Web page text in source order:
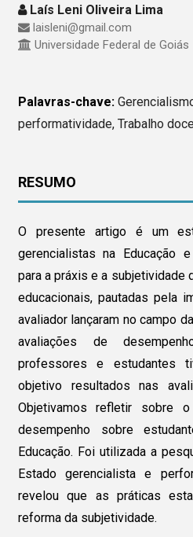
Laís Leni Oliveira Lima
laisleni@gmail.com
Universidade Federal de Goiás
Palavras-chave:
performatividade, Trabalho
RESUMO
O presente artigo é um
gerencialistas na Educação
para a práxis e a subjetividade
educacionais, pautadas pela
avaliador lançaram no campo
avaliações de
professores e estudantes
objetivo resultados nas
Objetivamos refletir sobre
desempenho sobre
Educação. Foi utilizada a
Estado gerencialista e
revelou que as práticas
reforma da subjetividade.